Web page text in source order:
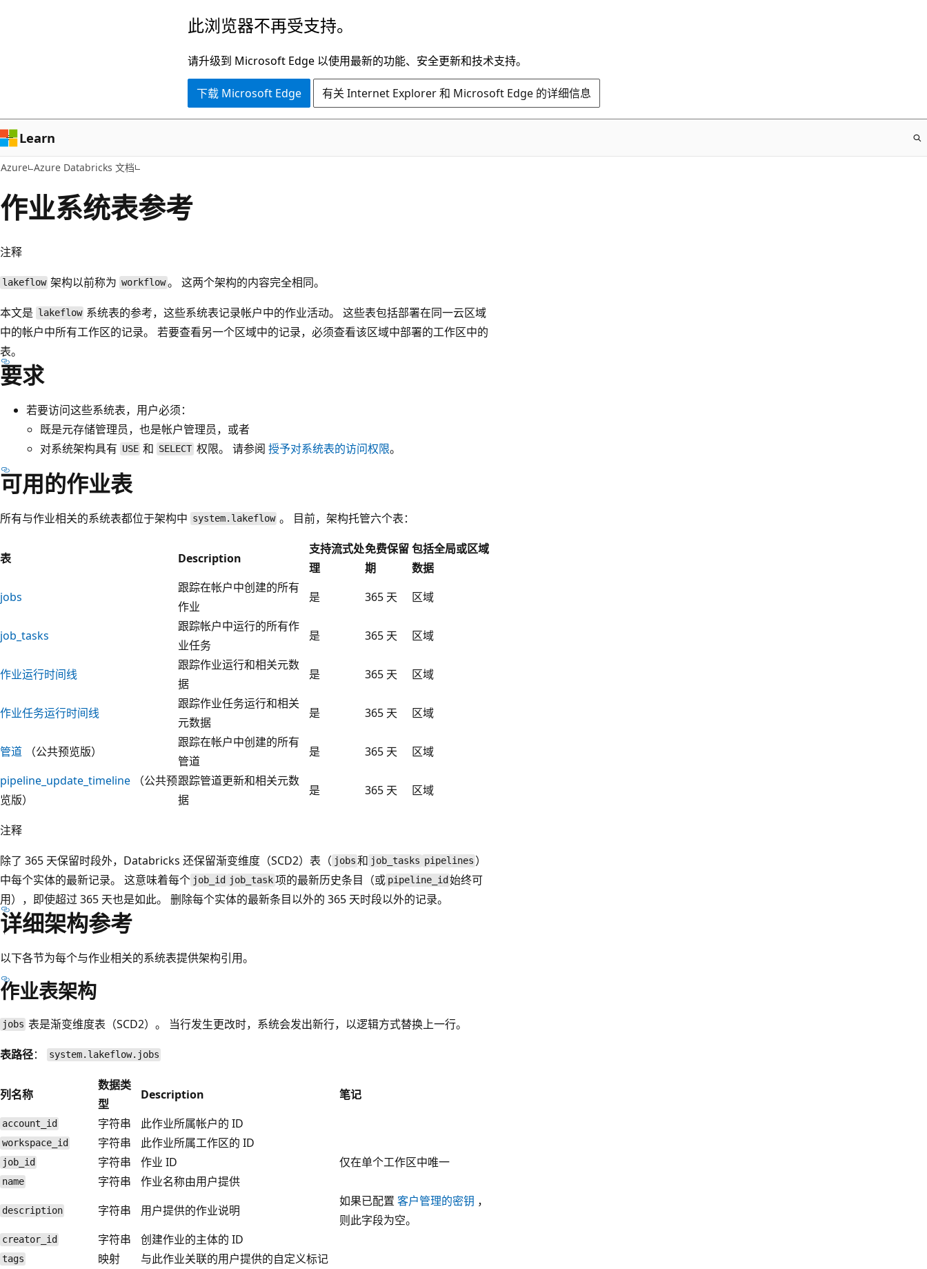
容
此浏览器不再受支持。
请升级到 Microsoft Edge 以使用最新的功能、安全更新和技术支持。
下载 Microsoft Edge 有关 Internet Explorer 和 Microsoft Edge 的详细信息
Learn
Azure Azure Databricks 文档
作业系统表参考
注释
lakeflow 架构以前称为 workflow。 这两个架构的内容完全相同。
本文是 lakeflow 系统表的参考，这些系统表记录帐户中的作业活动。 这些表包括部署在同一云区域
中的帐户中所有工作区的记录。 若要查看另一个区域中的记录，必须查看该区域中部署的工作区中的
表。
要求
若要访问这些系统表，用户必须：
既是元存储管理员，也是帐户管理员，或者
对系统架构具有 USE 和 SELECT 权限。 请参阅 授予对系统表的访问权限。
可用的作业表
所有与作业相关的系统表都位于架构中 system.lakeflow 。 目前，架构托管六个表：
表 Description
支持流式处
理
免费保留
期
包括全局或区域
数据
jobs
跟踪在帐户中创建的所有
作业
是 365 天 区域
job_tasks
跟踪帐户中运行的所有作
业任务
是 365 天 区域
作业运行时间线
跟踪作业运行和相关元数
据
是 365 天 区域
作业任务运行时间线
跟踪作业任务运行和相关
元数据
是 365 天 区域
管道 （公共预览版）
跟踪在帐户中创建的所有
管道
是 365 天
区域
pipeline_update_timeline （公共预
览版）
跟踪管道更新和相关元数
据
是 365 天 区域
注释
除了 365 天保留时段外，Databricks 还保留渐变维度（SCD2）表（ jobs 和 job_tasks pipelines ）
中每个实体的最新记录。 这意味着每个 job_id job_task项的最新历史条目（或 pipeline_id 始终可
用），即使超过 365 天也是如此。 删除每个实体的最新条目以外的 365 天时段以外的记录。
详细架构参考
以下各节为每个与作业相关的系统表提供架构引用。
作业表架构
jobs 表是渐变维度表（SCD2）。 当行发生更改时，系统会发出新行，以逻辑方式替换上一行。
表路径： system.lakeflow.jobs
列名称
数据类
型
Description 笔记
account_id 字符串 此作业所属帐户的 ID
workspace_id 字符串 此作业所属工作区的 ID
job_id 字符串 作业 ID 仅在单个工作区中唯一
name 字符串 作业名称由用户提供
description 字符串 用户提供的作业说明
如果已配置 客户管理的密钥 ，
则此字段为空。
creator_id 字符串 创建作业的主体的 ID
tags 映射 与此作业关联的用户提供的自定义标记